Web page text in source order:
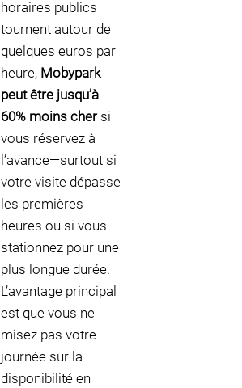
horaires publics
tournent autour de
quelques euros par
heure, Mobypark
peut être jusqu’à
60% moins chersi
vous réservez à
l’avance—surtout si
votre visite dépasse
les premières
heures ou si vous
stationnez pour une
plus longue durée.
L’avantage principal
est que vous ne
misez pas votre
journée sur la
disponibilité en